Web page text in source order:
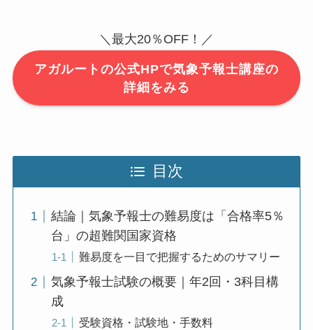
＼最大20％OFF！／
アガルートの公式HPで気象予報士講座の
詳細をみる
目次
結論｜気象予報士の難易度は「合格率5％
台」の超難関国家資格
難易度を一目で把握するためのサマリー
気象予報士試験の概要｜年2回・3科目構
成
受験資格・試験地・手数料